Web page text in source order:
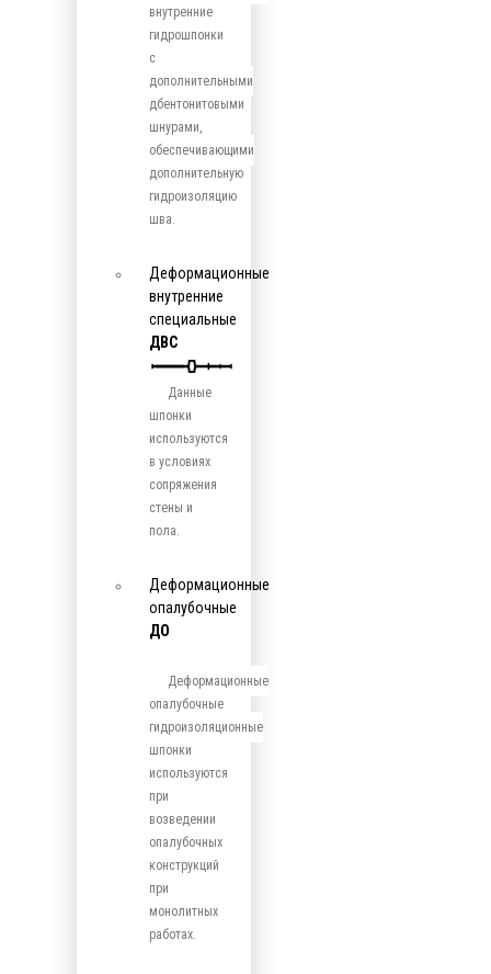
внутренние
гидрошпонки
с
дополнительными
дбентонитовыми
шнурами,
обеспечивающими
дополнительную
гидроизоляцию
шва.
Деформационные
внутренние
специальные
ДВС
Данные
шпонки
используются
в условиях
сопряжения
стены и
пола.
Деформационные
опалубочные
ДО
Деформационные
опалубочные
гидроизоляционные
шпонки
используются
при
возведении
опалубочных
конструкций
при
монолитных
работах.